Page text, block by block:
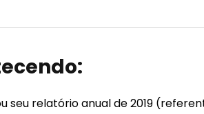
seu relatório anual de 2019